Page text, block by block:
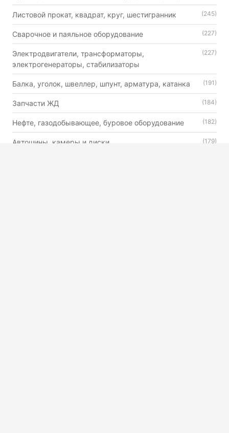
Листовой прокат, квадрат, круг, шестигранник (245)
Сварочное и паяльное оборудование (227)
Электродвигатели, трансформаторы,
электрогенераторы, стабилизаторы
(227)
Балка, уголок, швеллер, шпунт, арматура, катанка (191)
Запчасти ЖД (184)
Нефте, газодобывающее, буровое оборудование (182)
Автошины, камеры и диски (179)